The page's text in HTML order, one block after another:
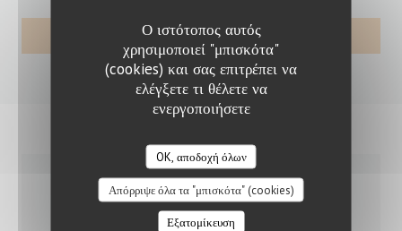
Ο ιστότοπος αυτός
χρησιμοποιεί "μπισκότα"
(cookies) και σας επιτρέπει να
ελέγξετε τι θέλετε να
ενεργοποιήσετε
OK, αποδοχή όλων
Απόρριψε όλα τα "μπισκότα" (cookies)
Εξατομίκευση
ΓΕΝΙΚΈΣ ΠΛΗΡΟΦΟΡΊΕΣ